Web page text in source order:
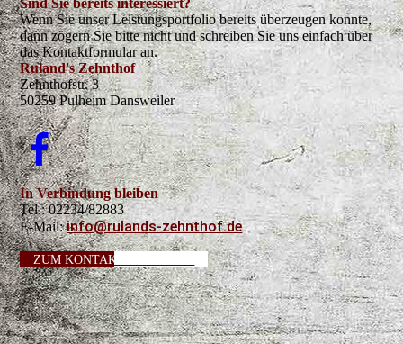
Sind Sie bereits interessiert?
Wenn Sie unser Leistungsportfolio bereits überzeugen konnte,
dann zögern Sie bitte nicht und schreiben Sie uns einfach über
das Kontaktformular an.
Ruland's Zehnthof
Zehnthofstr. 3
50259 Pulheim Dansweiler
In Verbindung bleiben
Tel.: 02234/82883
E-Mail:info@rulands-zehnthof.de
ZUM KONTAKTFORMULAR